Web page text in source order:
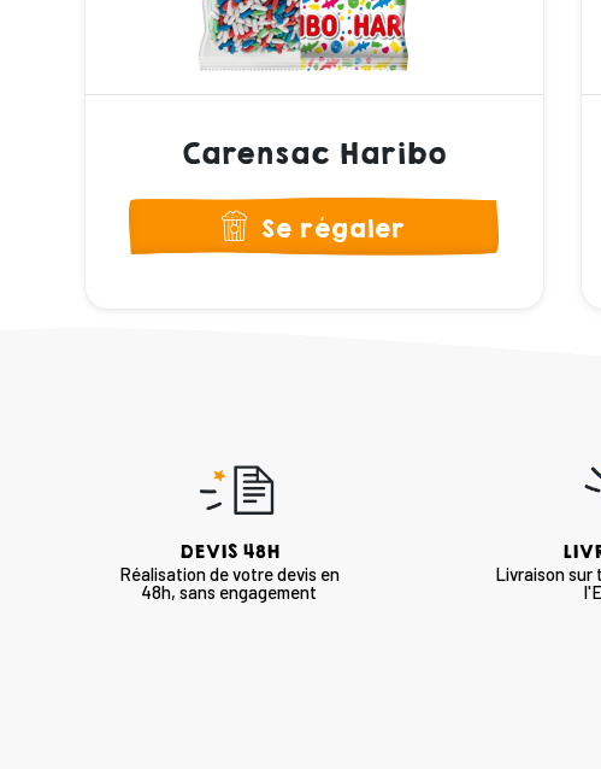
Carensac Haribo
Se régaler
DEVIS 48H
Réalisation de votre devis en
48h, sans engagement
Livraison sur